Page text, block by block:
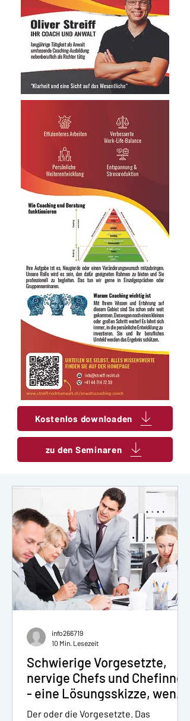
Kostenlos downloaden
zu den Seminaren
Schwierige Vorgesetzte,
nervige Chefs und Chefinnen
- eine Lösungsskizze, wenn
der Ärger mit dem Chef oder
Der oder die Vorgesetzte. Das
info266719
10 Min. Lesezeit